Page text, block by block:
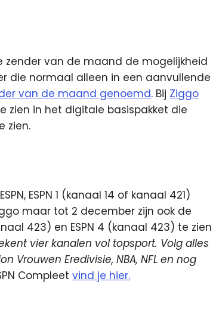
van de maand de mogelijkheid
die normaal alleen in een aanvullende
van de maand genoemd. Bij Ziggo
zien in het digitale basispakket die
zien.
ESPN 1 (kanaal 14 of kanaal 421)
maar tot 2 december zijn ook de
423) en ESPN 4 (kanaal 423) te zien
vier kanalen vol topsport. Volg alles
Vrouwen Eredivisie, NBA, NFL en nog
Compleet vind je hier.